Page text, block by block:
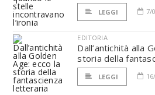
LEGGI 7/
EDITORIA
Dall’antichità alla
storia della
LEGGI